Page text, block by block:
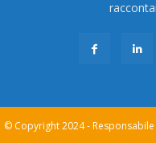
© Copyright 2024 - Responsabile